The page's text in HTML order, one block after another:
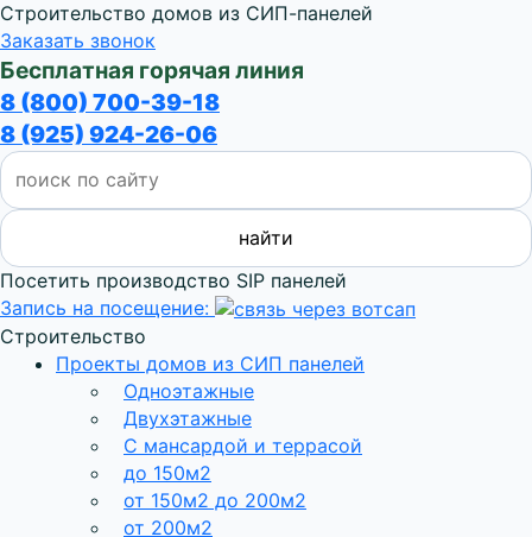
Строительство домов из СИП-панелей
Заказать звонок
Бесплатная горячая линия
8 (800) 700-39-18
8 (925) 924-26-06
Посетить производство SIP панелей
Запись на посещение:
Строительство
Проекты домов из СИП панелей
Одноэтажные
Двухэтажные
С мансардой и террасой
до 150м2
от 150м2 до 200м2
от 200м2